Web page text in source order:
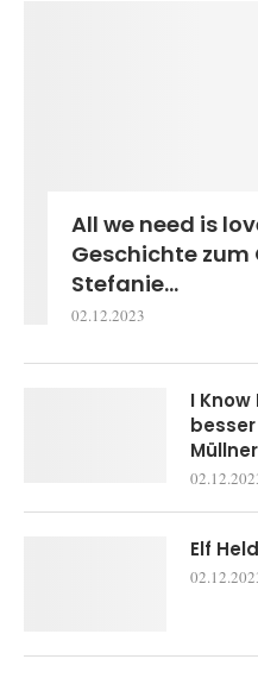
All we need is
Geschichte zum
Stefanie...
02.12.2023
I
Müllner
Elf